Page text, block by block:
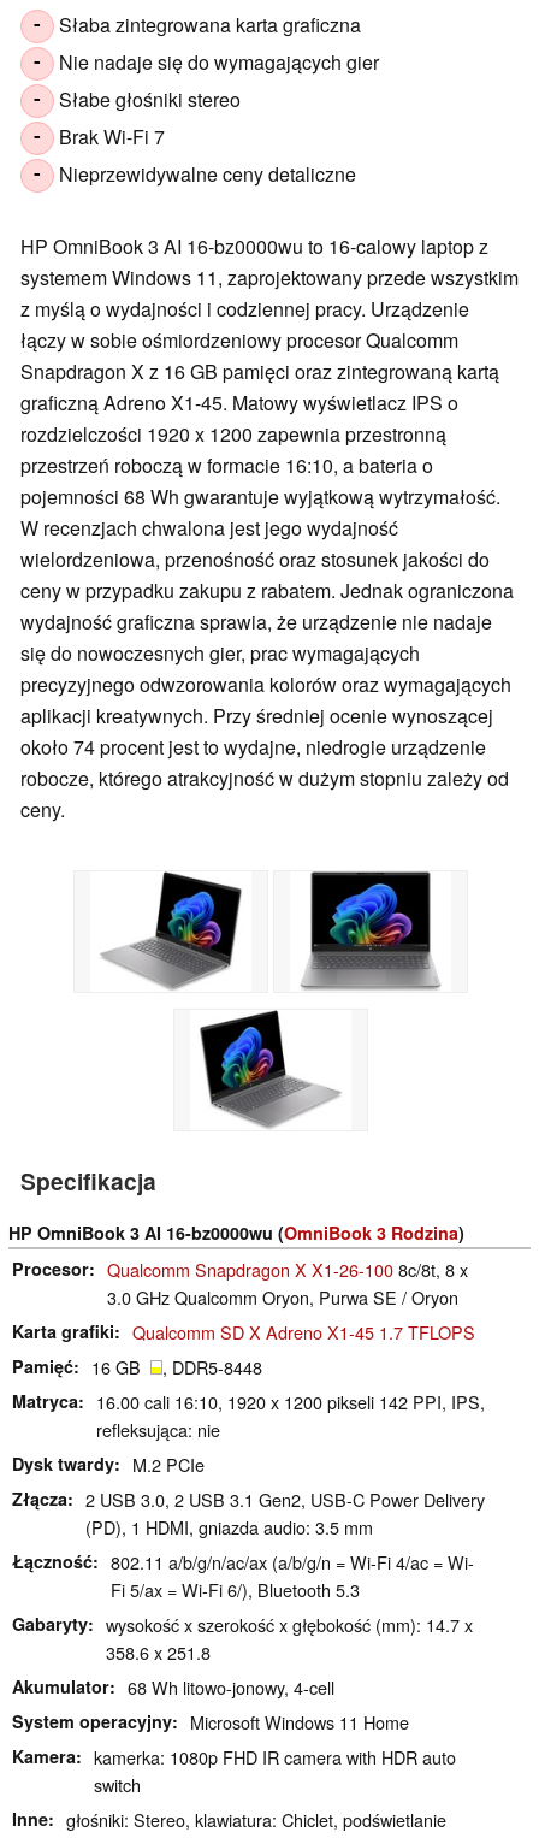
- Słaba zintegrowana karta graficzna
- Nie nadaje się do wymagających gier
- Słabe głośniki stereo
- Brak Wi-Fi 7
- Nieprzewidywalne ceny detaliczne
HP OmniBook 3 AI 16-bz0000wu to 16-calowy laptop z
systemem Windows 11, zaprojektowany przede wszystkim
z myślą o wydajności i codziennej pracy. Urządzenie
łączy w sobie ośmiordzeniowy procesor Qualcomm
Snapdragon X z 16 GB pamięci oraz zintegrowaną kartą
graficzną Adreno X1-45. Matowy wyświetlacz IPS o
rozdzielczości 1920 x 1200 zapewnia przestronną
przestrzeń roboczą w formacie 16:10, a bateria o
pojemności 68 Wh gwarantuje wyjątkową wytrzymałość.
W recenzjach chwalona jest jego wydajność
wielordzeniowa, przenośność oraz stosunek jakości do
ceny w przypadku zakupu z rabatem. Jednak ograniczona
wydajność graficzna sprawia, że urządzenie nie nadaje
się do nowoczesnych gier, prac wymagających
precyzyjnego odwzorowania kolorów oraz wymagających
aplikacji kreatywnych. Przy średniej ocenie wynoszącej
około 74 procent jest to wydajne, niedrogie urządzenie
robocze, którego atrakcyjność w dużym stopniu zależy od
ceny.
Specifikacja
HP OmniBook 3 AI 16-bz0000wu (OmniBook 3 Rodzina)
Procesor
Qualcomm Snapdragon X X1-26-1008c/8t, 8 x
3.0 GHz Qualcomm Oryon, Purwa SE / Oryon
Karta grafiki Qualcomm SD X Adreno X1-45 1.7 TFLOPS
Pamięć 16 GB , DDR5-8448
Matryca
16.00 cali 16:10, 1920 x 1200 pikseli 142 PPI, IPS,
refleksująca: nie
Dysk twardy M.2 PCIe
Złącza
2 USB 3.0, 2 USB 3.1 Gen2, USB-C Power Delivery
(PD), 1 HDMI, gniazda audio: 3.5 mm
Łączność
802.11 a/b/g/n/ac/ax (a/b/g/n = Wi-Fi 4/ac = Wi-
Fi 5/ax = Wi-Fi 6/), Bluetooth 5.3
Gabaryty
wysokość x szerokość x głębokość (mm): 14.7 x
358.6 x 251.8
Akumulator 68 Wh litowo-jonowy, 4-cell
System operacyjny Microsoft Windows 11 Home
Kamera
kamerka: 1080p FHD IR camera with HDR auto
switch
Inne
głośniki: Stereo, klawiatura: Chiclet, podświetlanie